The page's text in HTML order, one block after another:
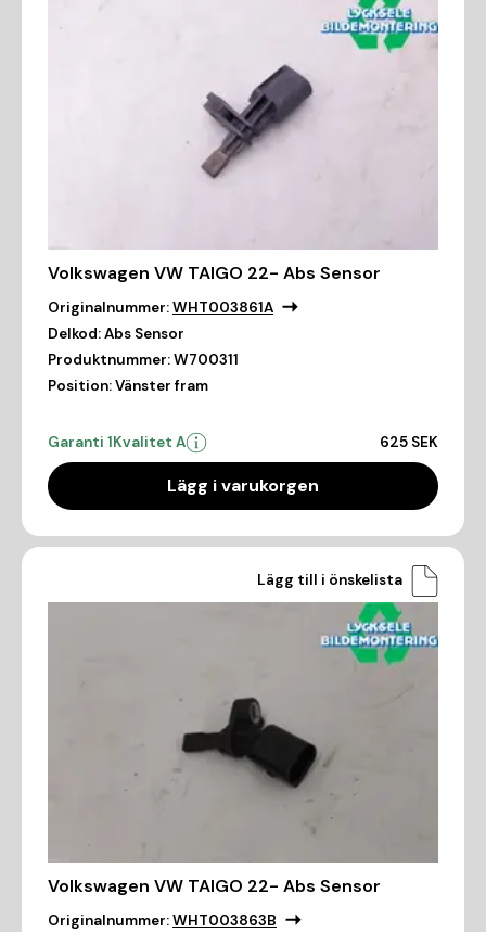
Volkswagen VW TAIGO 22- Abs Sensor
Originalnummer:WHT003861A
Delkod:Abs Sensor
Produktnummer:W700311
Position:Vänster fram
Garanti 1Kvalitet A 625 SEK
Lägg i varukorgen
Lägg till i önskelista
Volkswagen VW TAIGO 22- Abs Sensor
Originalnummer:WHT003863B